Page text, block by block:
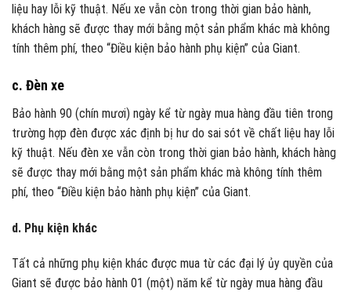
liệu hay lỗi kỹ thuật. Nếu xe vẫn còn trong thời gian bảo hành,
khách hàng sẽ được thay mới bằng một sản phẩm khác mà không
tính thêm phí, theo “Điều kiện bảo hành phụ kiện” của Giant.
c. Đèn xe
Bảo hành 90 (chín mươi) ngày kể từ ngày mua hàng đầu tiên trong
trường hợp đèn được xác định bị hư do sai sót về chất liệu hay lỗi
kỹ thuật. Nếu đèn xe vẫn còn trong thời gian bảo hành, khách hàng
sẽ được thay mới bằng một sản phẩm khác mà không tính thêm
phí, theo “Điều kiện bảo hành phụ kiện” của Giant.
d. Phụ kiện khác
Tất cả những phụ kiện khác được mua từ các đại lý ủy quyền của
Giant sẽ được bảo hành 01 (một) năm kể từ ngày mua hàng đầu